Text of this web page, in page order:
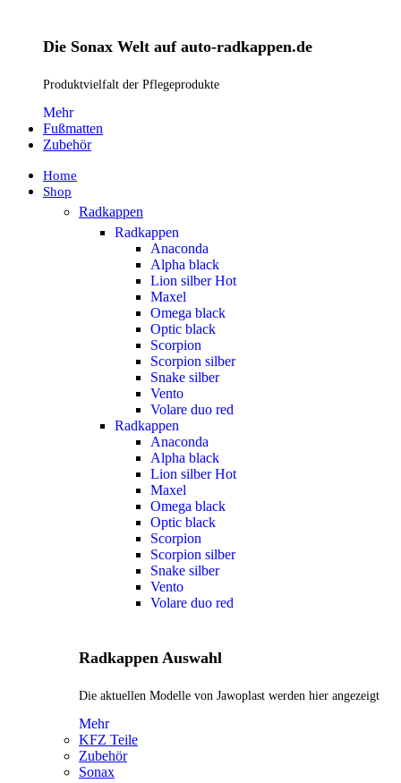
Die Sonax Welt auf auto-radkappen.de
Produktvielfalt der Pflegeprodukte
Mehr
Fußmatten
Zubehör
Home
Shop
Radkappen
Radkappen
Anaconda
Alpha black
Lion silberHot
Maxel
Omega black
Optic black
Scorpion
Scorpion silber
Snake silber
Vento
Volare duo red
Radkappen
Anaconda
Alpha black
Lion silberHot
Maxel
Omega black
Optic black
Scorpion
Scorpion silber
Snake silber
Vento
Volare duo red
Radkappen Auswahl
Die aktuellen Modelle von Jawoplast werden hier angezeigt
Mehr
KFZ Teile
Zubehör
Sonax